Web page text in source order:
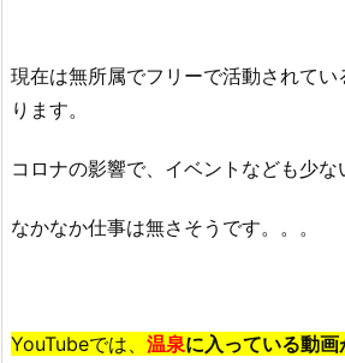
現在は無所属でフリーで活動されてい
ります。
コロナの影響で、イベントなども少な
なかなか仕事は無さそうです。。。
YouTubeでは、 温泉に入っている動